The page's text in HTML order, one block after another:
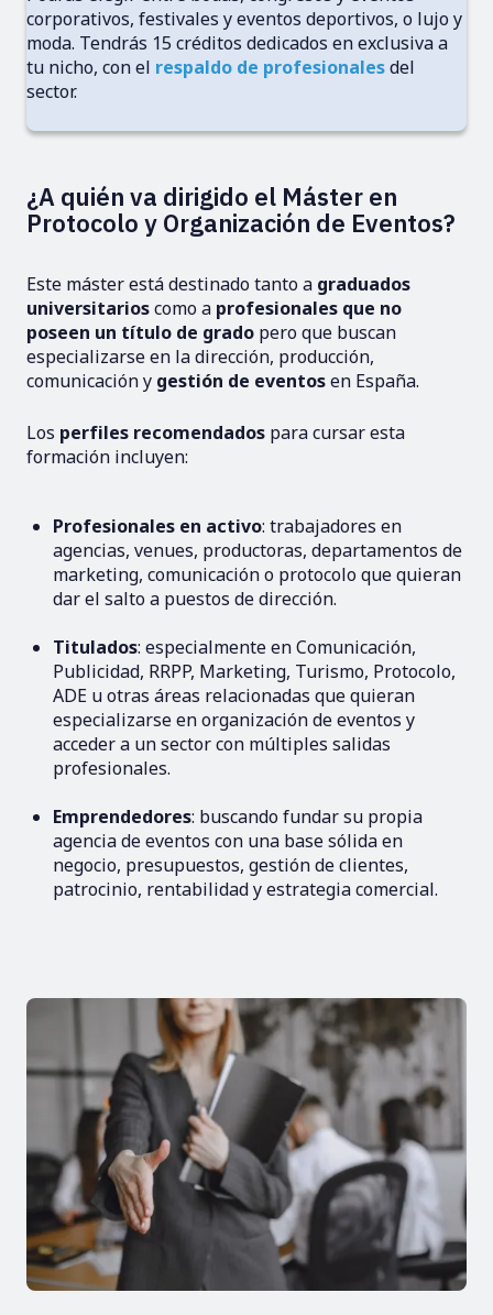
corporativos, festivales y eventos deportivos, o lujo y
moda. Tendrás 15 créditos dedicados en exclusiva a
tu nicho, con el respaldo de profesionalesdel
sector.
¿A quién va dirigido el Máster en
Protocolo y Organización de Eventos?
Este máster está destinado tanto a graduados
universitarioscomo a profesionales que no
poseen un título de grado pero que buscan
especializarse en la dirección, producción,
comunicación y gestión de eventosen España.
Los perfiles recomendados para cursar esta
formación incluyen:
Profesionales en activo: trabajadores en
agencias, venues, productoras, departamentos de
marketing, comunicación o protocolo que quieran
dar el salto a puestos de dirección.
Titulados: especialmente en Comunicación,
Publicidad, RRPP, Marketing, Turismo, Protocolo,
ADE u otras áreas relacionadas que quieran
especializarse en organización de eventos y
acceder a un sector con múltiples salidas
profesionales.
Emprendedores: buscando fundar su propia
agencia de eventos con una base sólida en
negocio, presupuestos, gestión de clientes,
patrocinio, rentabilidad y estrategia comercial.